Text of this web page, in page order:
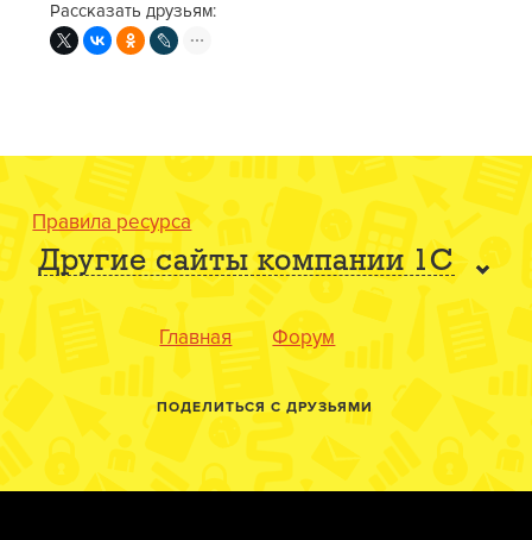
Рассказать друзьям:
Правила ресурса
Другие сайты компании 1С
Главная Форум
ПОДЕЛИТЬСЯ С ДРУЗЬЯМИ